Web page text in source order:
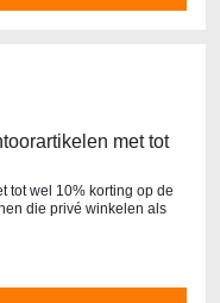
met tot
tot wel 10% korting op de
die privé winkelen als